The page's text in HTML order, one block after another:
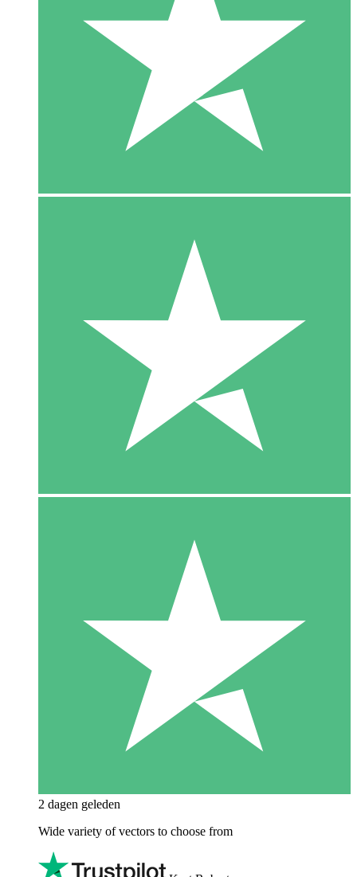
2 dagen geleden
Wide variety of vectors to choose from